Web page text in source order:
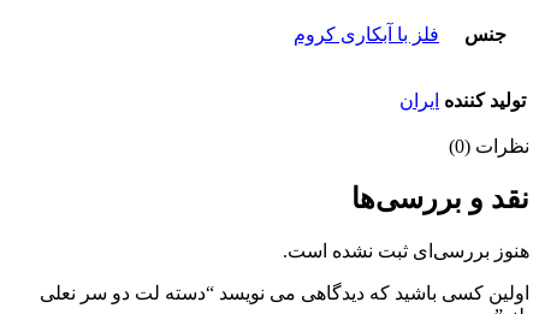
جنس فلز با آبکاری کروم
تولید کننده ایران
نظرات (0)
نقد و بررسی‌ها
هنوز بررسی‌ای ثبت نشده است.
اولین کسی باشید که دیدگاهی می نویسد “دسته لت دو سر نعلی